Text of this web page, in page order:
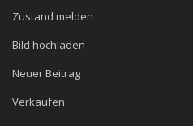
Zustand melden
Bild hochladen
Neuer Beitrag
Verkaufen